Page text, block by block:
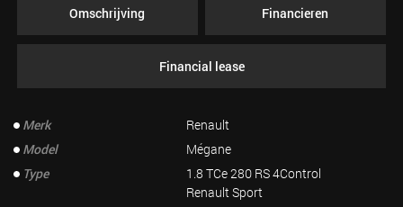
Omschrijving Financieren
Financial lease
Merk
Renault
Model
Mégane
Type
1.8 TCe 280 RS 4Control
Renault Sport